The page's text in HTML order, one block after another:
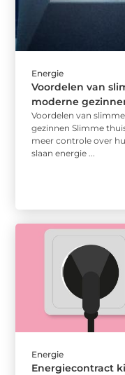
Energie
Voordelen van
moderne
Voordelen van
gezinnen Slimme
meer controle over
slaan energie ...
Energie
Energiecontract